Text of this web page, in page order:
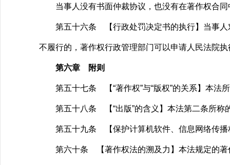
当事人没有书面仲裁协议，也没有在著作权合同
第五十六条 【行政处罚决定书的执行】当事人
不履行的，著作权行政管理部门可以申请人民法院执
第六章 附则
第五十七条 【“著作权”与“版权”的关系】本法
第五十八条 【“出版”的含义】本法第二条所称
第五十九条 【保护计算机软件、信息网络传播
第六十条 【著作权法的溯及力】本法规定的著